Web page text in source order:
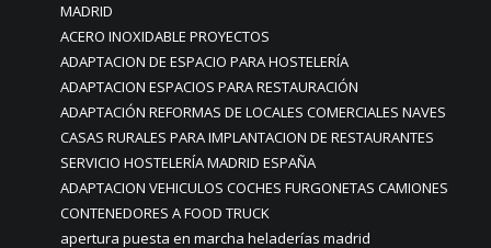
MADRID
ACERO INOXIDABLE PROYECTOS
ADAPTACION DE ESPACIO PARA HOSTELERÍA
ADAPTACION ESPACIOS PARA RESTAURACIÓN
ADAPTACIÓN REFORMAS DE LOCALES COMERCIALES NAVES
CASAS RURALES PARA IMPLANTACION DE RESTAURANTES
SERVICIO HOSTELERÍA MADRID ESPAÑA
ADAPTACION VEHICULOS COCHES FURGONETAS CAMIONES
CONTENEDORES A FOOD TRUCK
apertura puesta en marcha heladerías madrid